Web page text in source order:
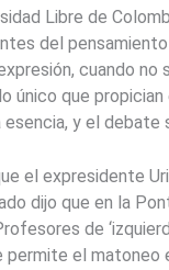
Libre de
del
cuando
único que
y el debate
el expresidente
dijo que en la
de
el matoneo